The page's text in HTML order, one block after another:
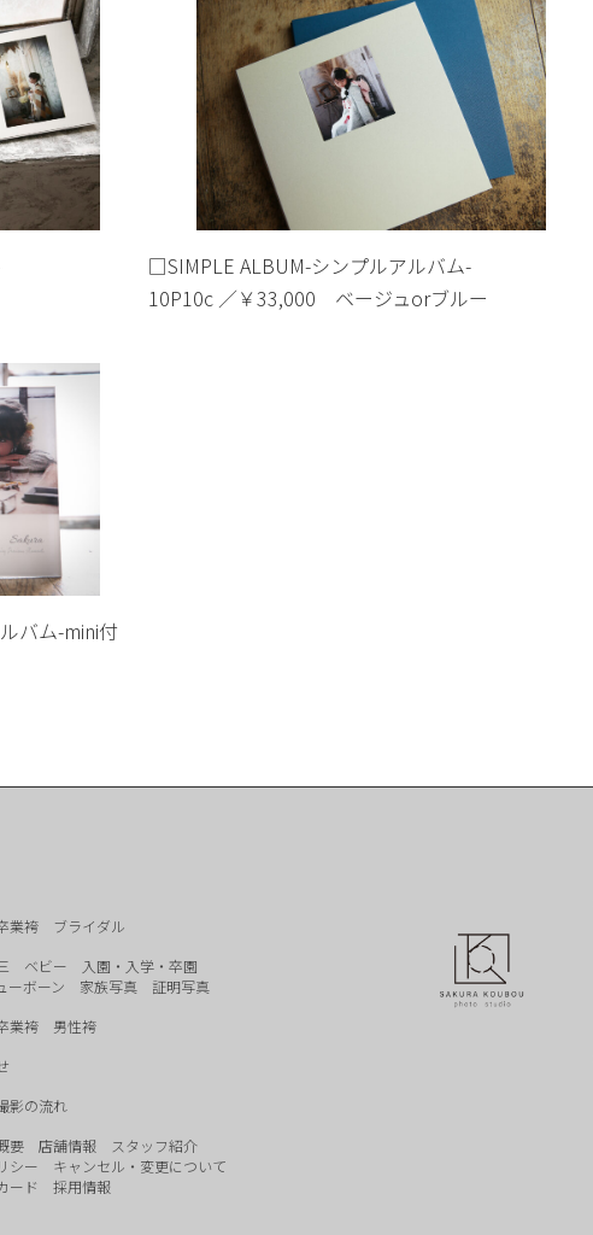
□SIMPLE ALBUM-シンプルアルバム-
10P10c ／￥33,000 ベージュorブルー
バム-mini付
業袴 ブライダル
ベビー
入園・入学・卒園
ーボーン 家族写真
証明写真
業袴
男性袴
影の流れ
要 店舗情報
スタッフ紹介
シー
キャンセル・変更について
ード 採用情報